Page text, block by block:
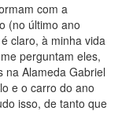
com a
(no último ano
claro, à minha vida
perguntam eles,
na Alameda Gabriel
e o carro do ano
isso, de tanto que